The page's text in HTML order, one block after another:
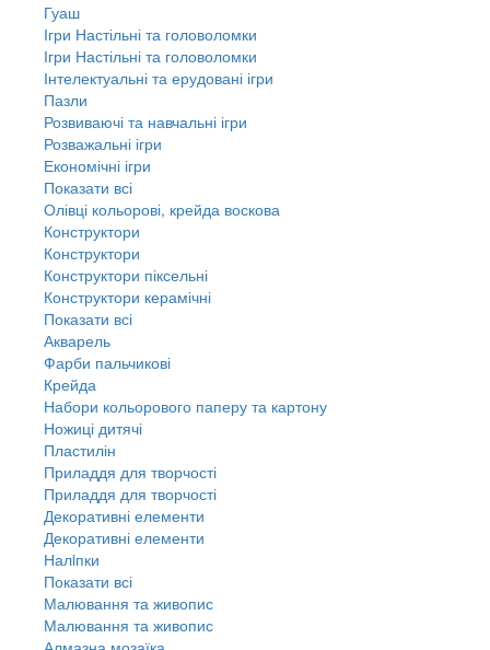
Гуаш
Ігри Настільні та головоломки
Ігри Настільні та головоломки
Інтелектуальні та ерудовані ігри
Пазли
Розвиваючі та навчальні ігри
Розважальні ігри
Економічні ігри
Показати всі
Олівці кольорові, крейда воскова
Конструктори
Конструктори
Конструктори піксельні
Конструктори керамічні
Показати всі
Акварель
Фарби пальчикові
Крейда
Набори кольорового паперу та картону
Ножиці дитячі
Пластилін
Приладдя для творчості
Приладдя для творчості
Декоративні елементи
Декоративні елементи
Налiпки
Показати всі
Малювання та живопис
Малювання та живопис